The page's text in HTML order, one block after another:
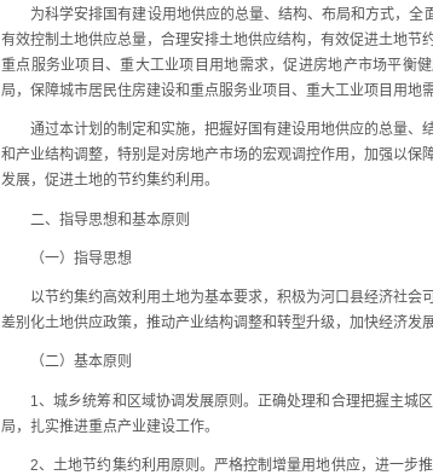
为科学安排国有建设用地供应的总量、结构、布局和方式，全面
有效控制土地供应总量，合理安排土地供应结构，有效促进土地
重点服务业项目、重大工业项目用地需求，促进房地产市场平衡
局，保障城市居民住房建设和重点服务业项目、重大工业项目用地
通过本计划的制定和实施，把握好国有建设用地供应的总量、
和产业结构调整，特别是对房地产市场的宏观调控作用，加强以
发展，促进土地的节约集约利用。
二、指导思想和基本原则
（一）指导思想
以节约集约高效利用土地为基本要求，积极为河口县经济社会
差别化土地供应政策，推动产业结构调整和转型升级，加快经济发
（二）基本原则
1、城乡统筹和区域协调发展原则。正确处理和合理把握主城区
局，扎实推进重点产业建设工作。
2、土地节约集约利用原则。严格控制增量用地供应，进一步推